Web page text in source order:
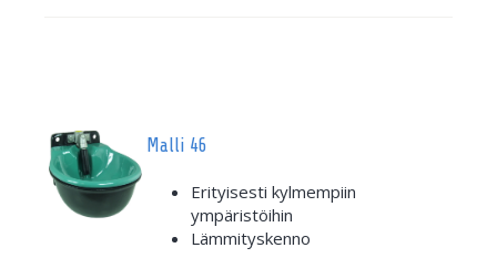
Malli 46
Erityisesti kylmempiin
ympäristöihin
Lämmityskenno